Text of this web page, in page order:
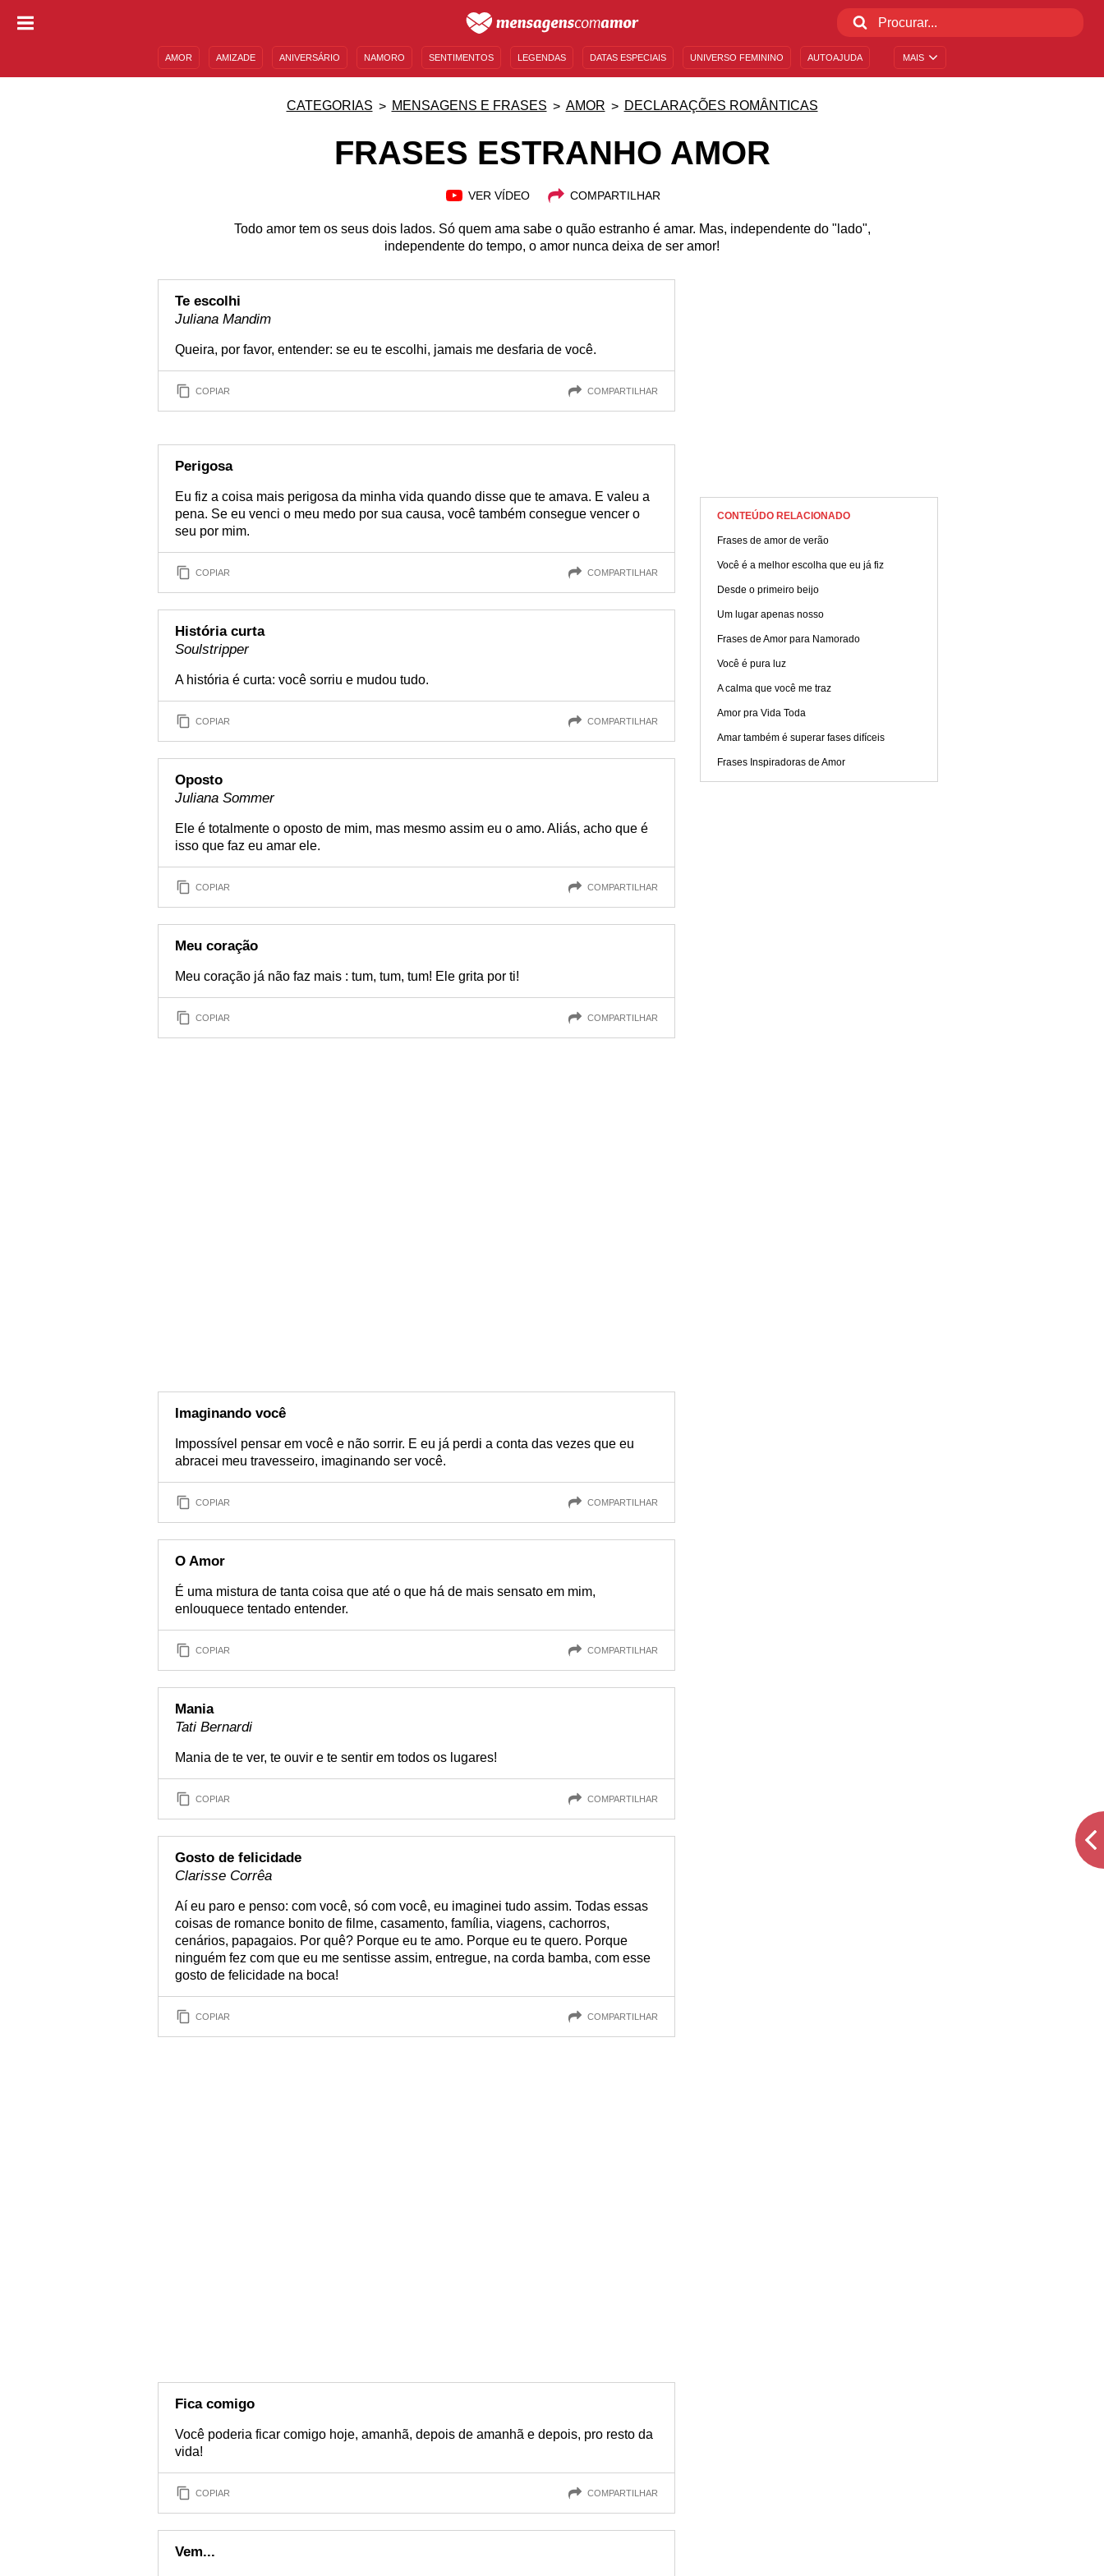
MAIS
AMOR AMIZADE ANIVERSÁRIO NAMORO SENTIMENTOS LEGENDAS DATAS ESPECIAIS UNIVERSO FEMININO AUTOAJUDA
CATEGORIAS MENSAGENS E FRASES AMOR DECLARAÇÕES ROMÂNTICAS
FRASES ESTRANHO AMOR
VER VÍDEO COMPARTILHAR
Todo amor tem os seus dois lados. Só quem ama sabe o quão estranho é amar. Mas, independente do "lado",
independente do tempo, o amor nunca deixa de ser amor!
Te escolhi
Juliana Mandim
Queira, por favor, entender: se eu te escolhi, jamais me desfaria de você.
COPIAR COMPARTILHAR
Perigosa
Eu fiz a coisa mais perigosa da minha vida quando disse que te amava. E valeu a
pena. Se eu venci o meu medo por sua causa, você também consegue vencer o
seu por mim.
COPIAR COMPARTILHAR
História curta
Soulstripper
A história é curta: você sorriu e mudou tudo.
COPIAR COMPARTILHAR
Oposto
Juliana Sommer
Ele é totalmente o oposto de mim, mas mesmo assim eu o amo. Aliás, acho que é
isso que faz eu amar ele.
COPIAR COMPARTILHAR
Meu coração
Meu coração já não faz mais : tum, tum, tum! Ele grita por ti!
COPIAR COMPARTILHAR
Imaginando você
Impossível pensar em você e não sorrir. E eu já perdi a conta das vezes que eu
abracei meu travesseiro, imaginando ser você.
COPIAR COMPARTILHAR
O Amor
É uma mistura de tanta coisa que até o que há de mais sensato em mim,
enlouquece tentado entender.
COPIAR COMPARTILHAR
Mania
Tati Bernardi
Mania de te ver, te ouvir e te sentir em todos os lugares!
COPIAR COMPARTILHAR
Gosto de felicidade
Clarisse Corrêa
Aí eu paro e penso: com você, só com você, eu imaginei tudo assim. Todas essas
coisas de romance bonito de filme, casamento, família, viagens, cachorros,
cenários, papagaios. Por quê? Porque eu te amo. Porque eu te quero. Porque
ninguém fez com que eu me sentisse assim, entregue, na corda bamba, com esse
gosto de felicidade na boca!
COPIAR COMPARTILHAR
Fica comigo
Você poderia ficar comigo hoje, amanhã, depois de amanhã e depois, pro resto da
vida!
COPIAR COMPARTILHAR
Vem...
CONTEÚDO RELACIONADO
Frases de amor de verão
Você é a melhor escolha que eu já fiz
Desde o primeiro beijo
Um lugar apenas nosso
Frases de Amor para Namorado
Você é pura luz
A calma que você me traz
Amor pra Vida Toda
Amar também é superar fases difíceis
Frases Inspiradoras de Amor